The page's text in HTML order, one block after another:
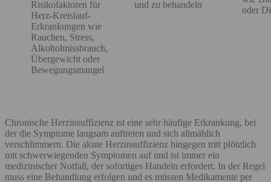
Risikofaktoren für
Herz-Kreislauf-
Erkrankungen wie
Rauchen, Stress,
Alkoholmissbrauch,
Übergewicht oder
Bewegungsmangel
und zu behandeln
oder
Chronische Herzinsuffizienz ist eine sehr häufige Erkrankung, bei
der die Symptome langsam auftreten und sich allmählich
verschlimmern. Die akute Herzinsuffizienz hingegen tritt plötzlich
mit schwerwiegenden Symptomen auf und ist immer ein
medizinischer Notfall, der sofortiges Handeln erfordert. In der Regel
muss eine Behandlung erfolgen und es müssen Medikamente per